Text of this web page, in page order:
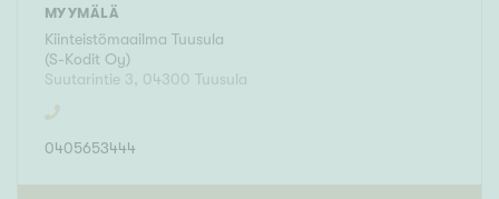
MYYMÄLÄ
Kiinteistömaailma Tuusula
(S-Kodit Oy)
Suutarintie 3, 04300 Tuusula
0405653444